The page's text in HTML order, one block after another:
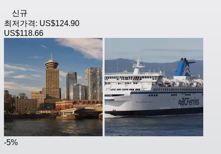
신규
최저가격: US$124.90
US$118.66
-5%